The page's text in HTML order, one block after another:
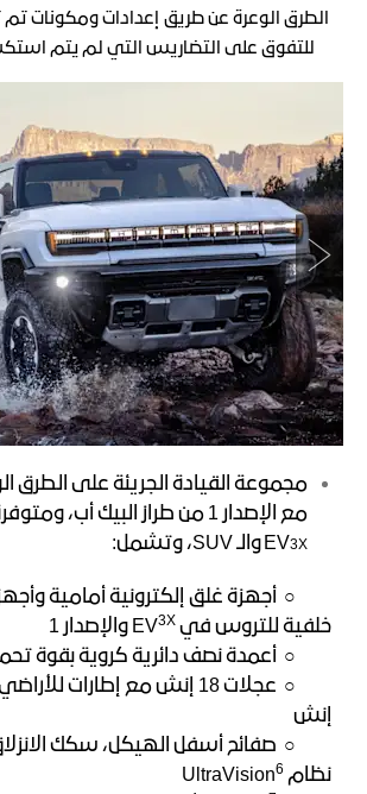
الطرق الوعرة عن طريق إعدادات ومكونات
للتفوق على التضاريس التي لم يتم
مجموعة القيادة الجريئة على الطرق
مع الإصدار 1 من طراز البيك أب،
EV3X
والـ SUV، وتشمل:
○ أجهزة غلق إلكترونية أمامية
خلفية للتروس في EV3X
والإصدار 1
○ أعمدة نصف دائرية كروية بقوة
○
إنش
○ صفائح أسفل الهيكل، سكك
نظام UltraVision 6